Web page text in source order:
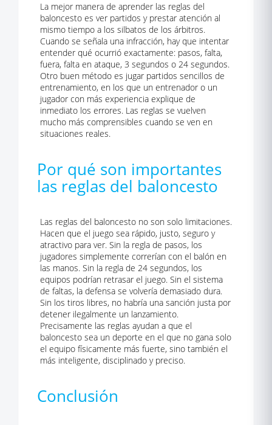
La mejor manera de aprender las reglas del
baloncesto es ver partidos y prestar atención al
mismo tiempo a los silbatos de los árbitros.
Cuando se señala una infracción, hay que intentar
entender qué ocurrió exactamente: pasos, falta,
fuera, falta en ataque, 3 segundos o 24 segundos.
Otro buen método es jugar partidos sencillos de
entrenamiento, en los que un entrenador o un
jugador con más experiencia explique de
inmediato los errores. Las reglas se vuelven
mucho más comprensibles cuando se ven en
situaciones reales.
Por qué son importantes
las reglas del baloncesto
Las reglas del baloncesto no son solo limitaciones.
Hacen que el juego sea rápido, justo, seguro y
atractivo para ver. Sin la regla de pasos, los
jugadores simplemente correrían con el balón en
las manos. Sin la regla de 24 segundos, los
equipos podrían retrasar el juego. Sin el sistema
de faltas, la defensa se volvería demasiado dura.
Sin los tiros libres, no habría una sanción justa por
detener ilegalmente un lanzamiento.
Precisamente las reglas ayudan a que el
baloncesto sea un deporte en el que no gana solo
el equipo físicamente más fuerte, sino también el
más inteligente, disciplinado y preciso.
Conclusión